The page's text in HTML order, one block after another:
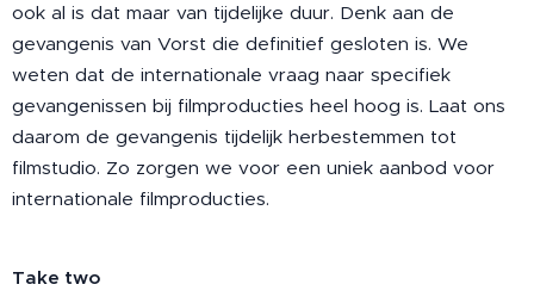
ook al is dat maar van tijdelijke duur. Denk aan de
gevangenis van Vorst die definitief gesloten is. We
weten dat de internationale vraag naar specifiek
gevangenissen bij filmproducties heel hoog is. Laat ons
daarom de gevangenis tijdelijk herbestemmen tot
filmstudio. Zo zorgen we voor een uniek aanbod voor
internationale filmproducties.
Take two